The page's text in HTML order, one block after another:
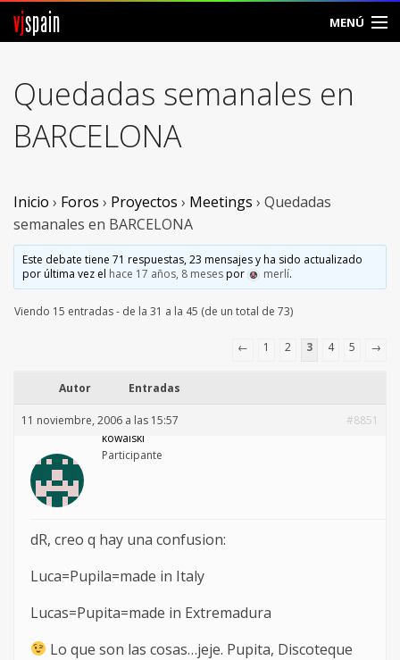
vjspain MENÚ
Foros
Noticias
Vjspain
Ayuda
Contacto
Entrar
Quedadas semanales en
BARCELONA
Inicio › Foros › Proyectos › Meetings › Quedadas
semanales en BARCELONA
Este debate tiene 71 respuestas, 23 mensajes y ha sido actualizado
por última vez el hace 17 años, 8 mesespor merlí.
Viendo 15 entradas - de la 31 a la 45 (de un total de 73)
← 1 2 3 4 5 →
Autor Entradas
11 noviembre, 2006 a las 15:57
#8851
kowalski
Participante
dR, creo q hay una confusion:
Luca=Pupila=made in Italy
Lucas=Pupita=made in Extremadura
Lo que son las cosas…jeje. Pupita, Discoteque